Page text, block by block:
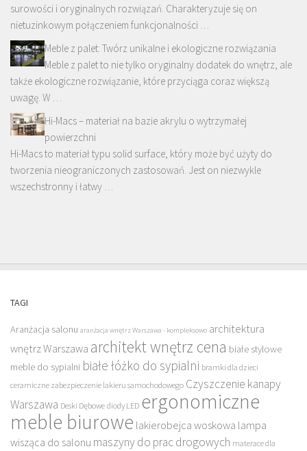
surowości i oryginalnych rozwiązań. Charakteryzuje się on
nietuzinkowym połączeniem funkcjonalności …
Meble z palet: Twórz unikalne i ekologiczne rozwiązania
Meble z palet to nie tylko oryginalny dodatek do wnętrz, ale
także ekologiczne rozwiązanie, które przyciąga coraz większą
uwagę. W …
Hi-Macs – materiał na bazie akrylu o wytrzymałej
powierzchni
Hi-Macs to materiał typu solid surface, który może być użyty do
tworzenia nieograniczonych zastosowań. Jest on niezwykle
wszechstronny i łatwy …
TAGI
Aranżacja salonu aranżacja wnętrz Warszawa - kompleksowo architektura
wnętrz Warszawa architekt wnętrz cena białe stylowe
meble do sypialni białe łóżko do sypialni bramki dla dzieci
ceramiczne zabezpieczenie lakieru samochodowego Czyszczenie kanapy
Warszawa Deski Dębowe diody LED ergonomiczne
meble biurowe lakierobejca woskowa lampa
wisząca do salonu maszyny do prac drogowych materace dla